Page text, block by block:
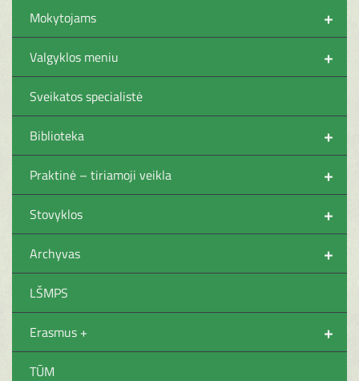
+
Mokytojams
+
Valgyklos meniu
Sveikatos specialistė
+
Biblioteka
+
Praktinė – tiriamoji veikla
+
Stovyklos
+
Archyvas
LŠMPS
+
Erasmus +
TŪM